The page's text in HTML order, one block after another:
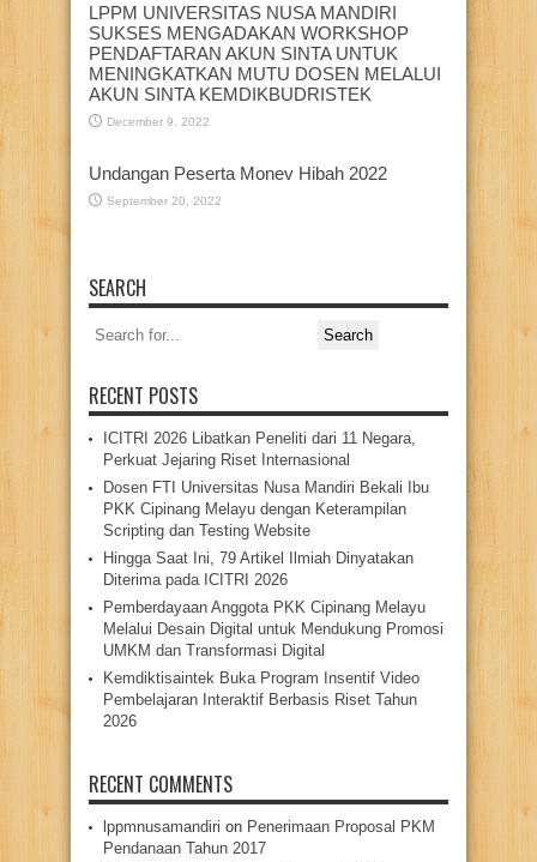
LPPM UNIVERSITAS NUSA MANDIRI
SUKSES MENGADAKAN WORKSHOP
PENDAFTARAN AKUN SINTA UNTUK
MENINGKATKAN MUTU DOSEN MELALUI
AKUN SINTA KEMDIKBUDRISTEK
December 9, 2022
Undangan Peserta Monev Hibah 2022
September 20, 2022
SEARCH
Search
for:
RECENT POSTS
ICITRI 2026 Libatkan Peneliti dari 11 Negara,
Perkuat Jejaring Riset Internasional
Dosen FTI Universitas Nusa Mandiri Bekali Ibu
PKK Cipinang Melayu dengan Keterampilan
Scripting dan Testing Website
Hingga Saat Ini, 79 Artikel Ilmiah Dinyatakan
Diterima pada ICITRI 2026
Pemberdayaan Anggota PKK Cipinang Melayu
Melalui Desain Digital untuk Mendukung Promosi
UMKM dan Transformasi Digital
Kemdiktisaintek Buka Program Insentif Video
Pembelajaran Interaktif Berbasis Riset Tahun
2026
RECENT COMMENTS
lppmnusamandiri on Penerimaan Proposal PKM
Pendanaan Tahun 2017